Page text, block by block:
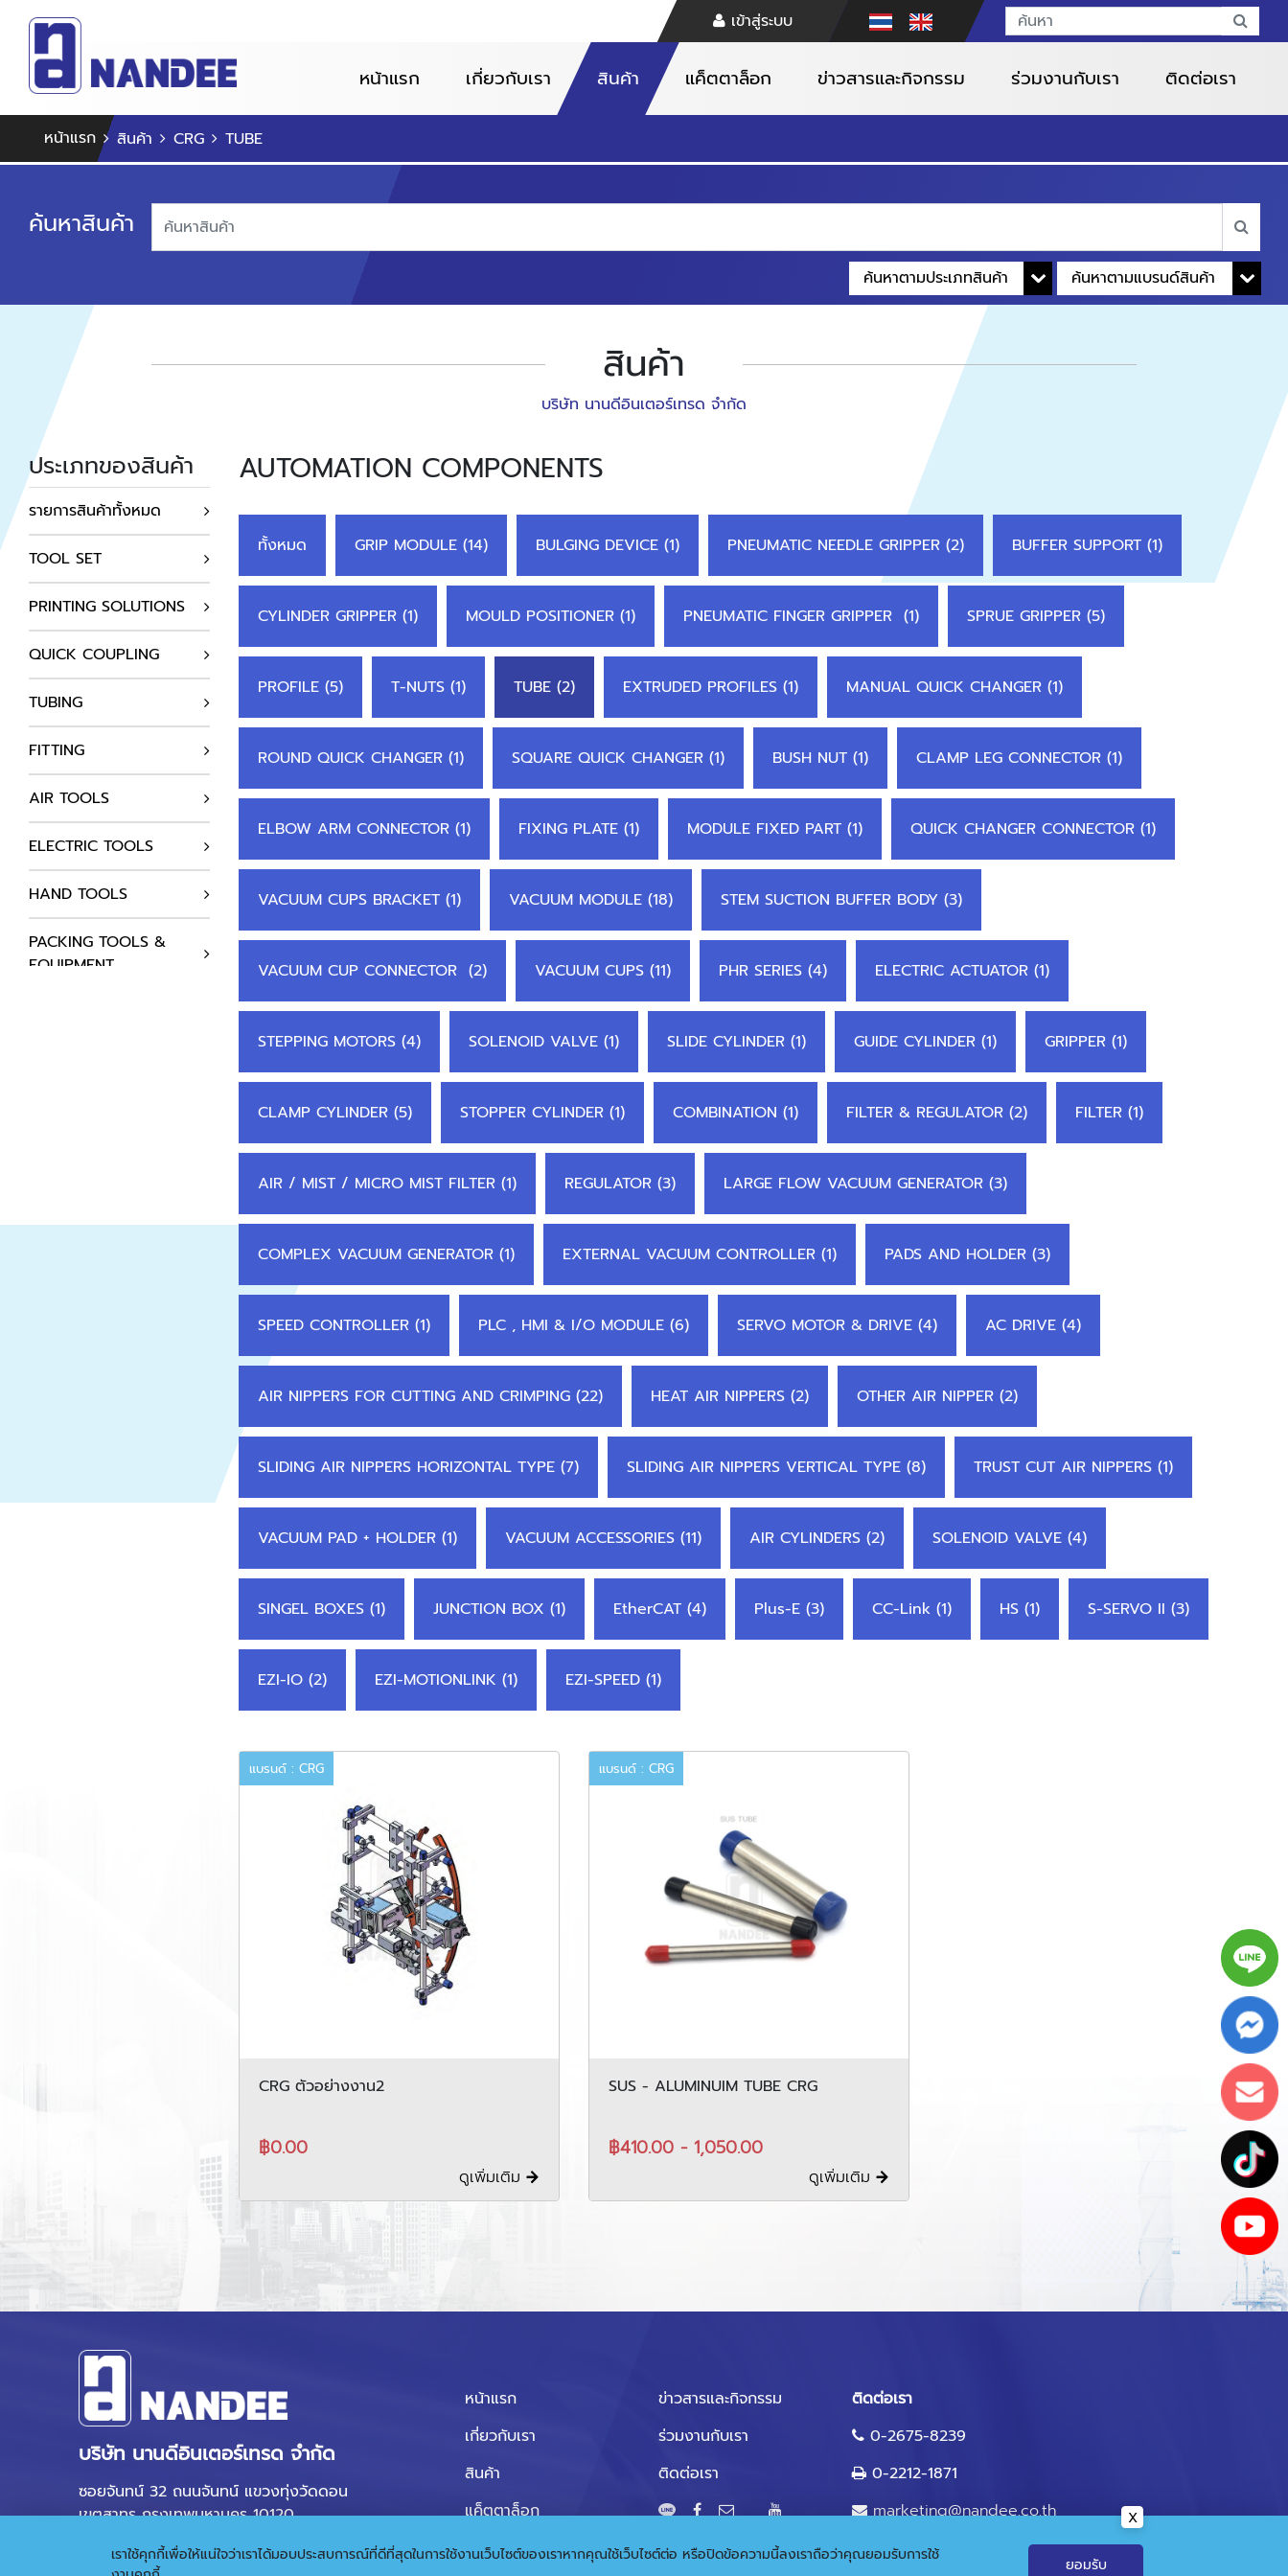
เข้าสู่ระบบ
หน้าแรก เกี่ยวกับเรา สินค้า แค็ตตาล็อก ข่าวสารและกิจกรรม ร่วมงานกับเรา ติดต่อเรา
หน้าแรก สินค้า CRG TUBE
ค้นหาสินค้า
สินค้า
บริษัท นานดีอินเตอร์เทรด จำกัด
ประเภทของสินค้า
รายการสินค้าทั้งหมด
TOOL SET
PRINTING SOLUTIONS
QUICK COUPLING
TUBING
FITTING
AIR TOOLS
ELECTRIC TOOLS
HAND TOOLS
PACKING TOOLS &
EQUIPMENT
SUPPLIES
AUTOMATION COMPONENTS
ทั้งหมด GRIP MODULE (14) BULGING DEVICE (1) PNEUMATIC NEEDLE GRIPPER (2) BUFFER SUPPORT (1)
CYLINDER GRIPPER (1) MOULD POSITIONER (1) PNEUMATIC FINGER GRIPPER (1) SPRUE GRIPPER (5)
PROFILE (5) T-NUTS (1) TUBE (2) EXTRUDED PROFILES (1) MANUAL QUICK CHANGER (1)
ROUND QUICK CHANGER (1) SQUARE QUICK CHANGER (1) BUSH NUT (1) CLAMP LEG CONNECTOR (1)
ELBOW ARM CONNECTOR (1) FIXING PLATE (1) MODULE FIXED PART (1) QUICK CHANGER CONNECTOR (1)
VACUUM CUPS BRACKET (1) VACUUM MODULE (18) STEM SUCTION BUFFER BODY (3)
VACUUM CUP CONNECTOR (2) VACUUM CUPS (11) PHR SERIES (4) ELECTRIC ACTUATOR (1)
STEPPING MOTORS (4) SOLENOID VALVE (1) SLIDE CYLINDER (1) GUIDE CYLINDER (1) GRIPPER (1)
CLAMP CYLINDER (5) STOPPER CYLINDER (1) COMBINATION (1) FILTER & REGULATOR (2) FILTER (1)
AIR / MIST / MICRO MIST FILTER (1) REGULATOR (3) LARGE FLOW VACUUM GENERATOR (3)
COMPLEX VACUUM GENERATOR (1) EXTERNAL VACUUM CONTROLLER (1) PADS AND HOLDER (3)
SPEED CONTROLLER (1) PLC , HMI & I/O MODULE (6) SERVO MOTOR & DRIVE (4) AC DRIVE (4)
AIR NIPPERS FOR CUTTING AND CRIMPING (22) HEAT AIR NIPPERS (2) OTHER AIR NIPPER (2)
SLIDING AIR NIPPERS HORIZONTAL TYPE (7) SLIDING AIR NIPPERS VERTICAL TYPE (8) TRUST CUT AIR NIPPERS (1)
VACUUM PAD + HOLDER (1) VACUUM ACCESSORIES (11) AIR CYLINDERS (2) SOLENOID VALVE (4)
SINGEL BOXES (1) JUNCTION BOX (1) EtherCAT (4) Plus-E (3) CC-Link (1) HS (1) S-SERVO II (3)
EZI-IO (2) EZI-MOTIONLINK (1) EZI-SPEED (1)
แบรนด์ : CRG
CRG ตัวอย่างงาน2
฿0.00
ดูเพิ่มเติม
แบรนด์ : CRG
SUS - ALUMINUIM TUBE CRG
฿410.00 - 1,050.00
ดูเพิ่มเติม
บริษัท นานดีอินเตอร์เทรด จำกัด
ซอยจันทน์ 32 ถนนจันทน์ แขวงทุ่งวัดดอน
เขตสาทร กรุงเทพมหานคร 10120
หน้าแรก
เกี่ยวกับเรา
สินค้า
แค็ตตาล็อก
ข่าวสารและกิจกรรม
ร่วมงานกับเรา
ติดต่อเรา
ติดต่อเรา
0-2675-8239
0-2212-1871
marketing@nandee.co.th
© 2020 Copyright:
เราใช้คุกกี้เพื่อให้แน่ใจว่าเราได้มอบประสบการณ์ที่ดีที่สุดในการใช้งานเว็บไซต์ของเราหากคุณใช้เว็บไซต์ต่อ หรือปิดข้อความนี้ลงเราถือว่าคุณยอมรับการใช้
ยอมรับ